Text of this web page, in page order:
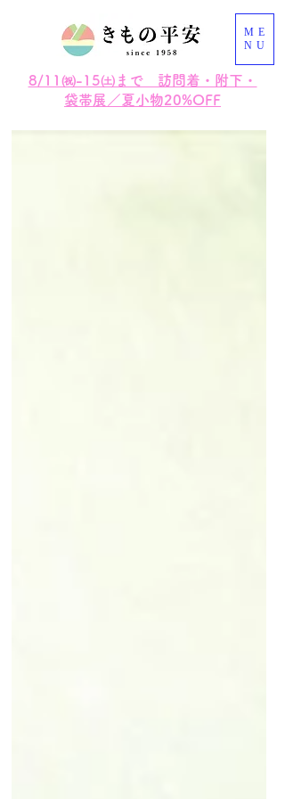
8/11㈷-15㈯まで 訪問着・附下・
袋帯展／夏小物20%OFF
ME
NU